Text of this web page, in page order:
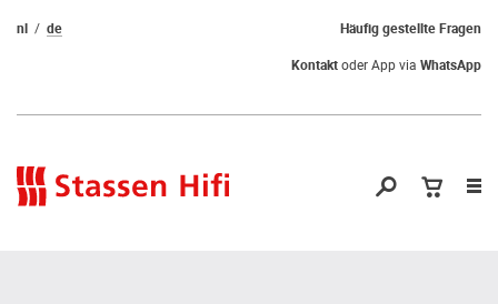
Häufig gestellte Fragen
nl
de
Kontaktoder App via WhatsApp